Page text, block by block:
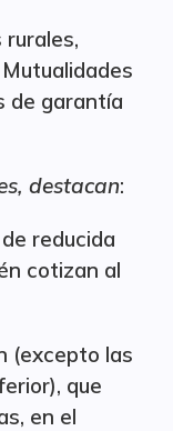
de garantía
destacan:
reducida
cotizan al
(excepto las
que
en el